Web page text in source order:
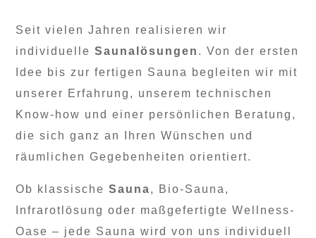
Seit vielen Jahren realisieren wir
individuelleSaunalösungen . Von der ersten
Idee bis zur fertigen Sauna begleiten wir mit
unserer Erfahrung, unserem technischen
Know-how und einer persönlichen Beratung,
die sich ganz an Ihren Wünschen und
räumlichen Gegebenheiten orientiert.
Ob klassischeSauna, Bio-Sauna,
Infrarotlösung oder maßgefertigte Wellness-
Oase – jede Sauna wird von uns individuell